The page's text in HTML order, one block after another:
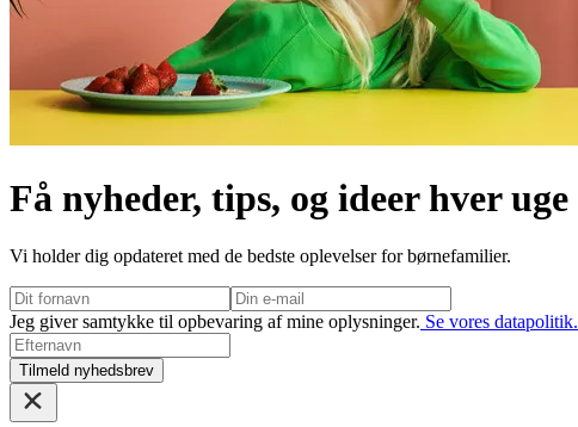
Få nyheder, tips, og ideer hver uge
Vi holder dig opdateret med de bedste oplevelser for børnefamilier.
Jeg giver samtykke til opbevaring af mine oplysninger. Se vores datapolitik.
Tilmeld nyhedsbrev